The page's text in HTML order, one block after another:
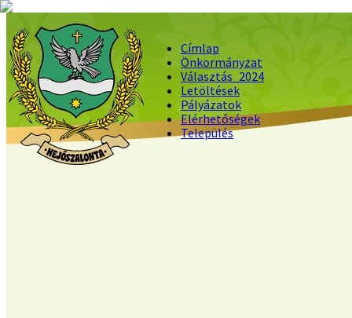
Címlap
Önkormányzat
Választás_2024
Letöltések
Pályázatok
Elérhetőségek
Település